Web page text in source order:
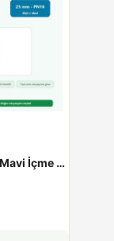
KALDE PE100 Mavi İçme Suyu Kangal Boru | 20 - 63 mm | PN10 - PN16 - 25 / 16Atü